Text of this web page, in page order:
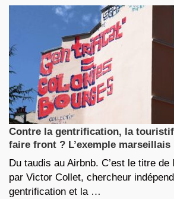
Contre la gentrification, la
faire front ? L’exemple marseillais
Du taudis au Airbnb. C’est le titre de
par Victor Collet, chercheur
gentrification et la …